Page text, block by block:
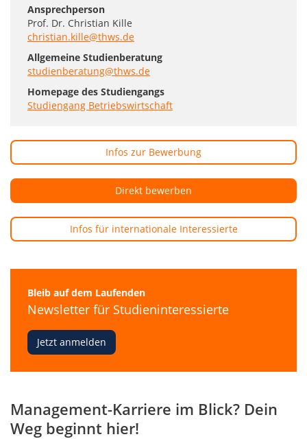
Ansprechperson
Prof. Dr. Christian Kille
christian.kille@thws.de
Allgemeine Studienberatung
studienberatung@thws.de
Homepage des Studiengangs
Studiengang Betriebswirtschaft
Infos zur Bewerbung
Direkt bewerben
Infos für internationale Interessierte
Bleib auf dem Laufenden
Newsletter für Studieninteressierte
Jetzt anmelden
Management-Karriere im Blick? Dein
Weg beginnt hier!